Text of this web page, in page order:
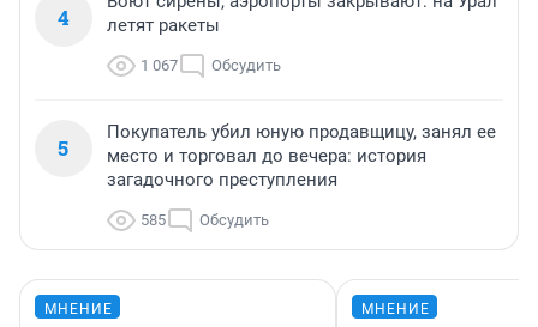
4
летят ракеты
1 067 Обсудить
5
Покупатель убил юную продавщицу, занял ее
место и торговал до вечера: история
загадочного преступления
585 Обсудить
МНЕНИЕ МНЕНИЕ